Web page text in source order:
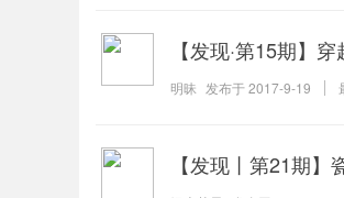
【发现·第15期】
明昧 发布于2017-9-19
【发现丨第21期